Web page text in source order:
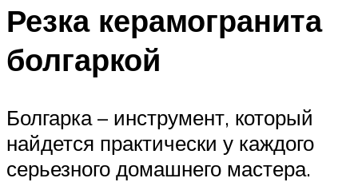
Резка керамогранита
болгаркой
Болгарка – инструмент, который
найдется практически у каждого
серьезного домашнего мастера.